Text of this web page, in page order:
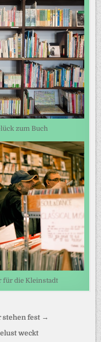
zum Buch
für die Kleinstadt
stehen fest →
weckt